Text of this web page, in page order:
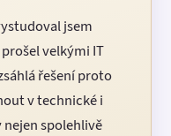
jsem
prošel velkými IT
řešení proto
v technické i
spolehlivě